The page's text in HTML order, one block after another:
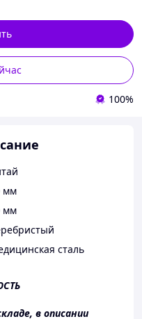
100%
мм
мм
сталь
в описании